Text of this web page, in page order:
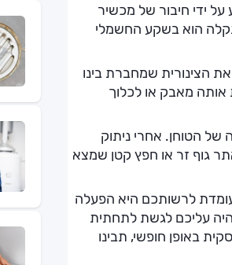
ידי חיבור של מכשיר
הוא בשקע החשמלי
הצינורית שמחברת בינו
אותה מאבק או לכלוך
של הטוחן. אחרי ניתוק
גוף זר או חפץ קטן שמצא
לרשותכם היא הפעלה
עליכם לגשת לתחתית
באופן חופשי, תבינו